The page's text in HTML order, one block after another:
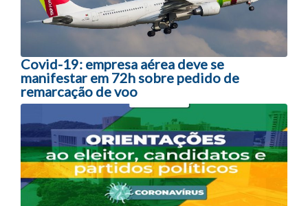
Covid-19: empresa aérea deve se
manifestar em 72h sobre pedido de
remarcação de voo